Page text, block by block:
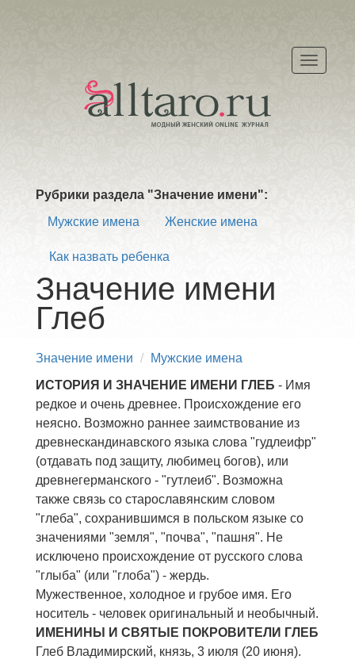
Меню
Рубрики раздела "Значение имени":
Мужские имена
Женские имена
Как назвать ребенка
Значение имени
Глеб
Значение имени
Мужские имена
ИСТОРИЯ И ЗНАЧЕНИЕ ИМЕНИ ГЛЕБ - Имя
редкое и очень древнее. Происхождение его
неясно. Возможно раннее заимствование из
древнескандинавского языка слова "гудлеифр"
(отдавать под защиту, любимец богов), или
древнегерманского - "гутлеиб". Возможна
также связь со старославянским словом
"глеба", сохранившимся в польском языке со
значениями "земля", "почва", "пашня". Не
исключено происхождение от русского слова
"глыба" (или "глоба") - жердь.
Мужественное, холодное и грубое имя. Его
носитель - человек оригинальный и необычный.
ИМЕНИНЫ И СВЯТЫЕ ПОКРОВИТЕЛИ ГЛЕБ
Глеб Владимирский, князь, 3 июля (20 июня).